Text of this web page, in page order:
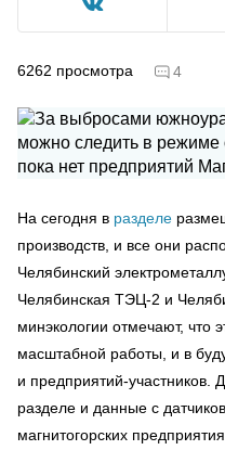
6262 просмотра 4
На сегодня в разделе
производств, и все они
Челябинский
Челябинская ТЭЦ-2 и
минэкологии отмечают, что
масштабной работы, и в
и предприятий-участников.
разделе и данные с
магнитогорских